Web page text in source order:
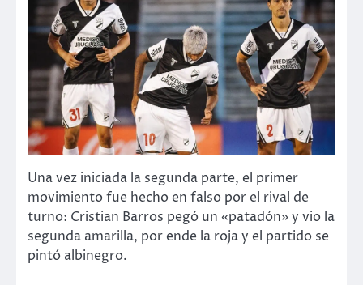
Una vez iniciada la segunda parte, el primer
movimiento fue hecho en falso por el rival de
turno: Cristian Barros pegó un «patadón» y vio la
segunda amarilla, por ende la roja y el partido se
pintó albinegro.